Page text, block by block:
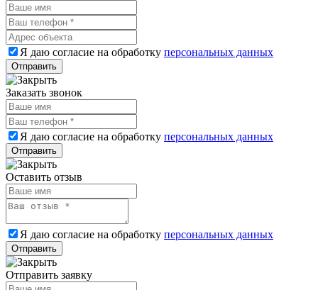
Я даю согласие на обработку персональных данных
Заказать звонок
Я даю согласие на обработку персональных данных
Оставить отзыв
Я даю согласие на обработку персональных данных
Отправить заявку